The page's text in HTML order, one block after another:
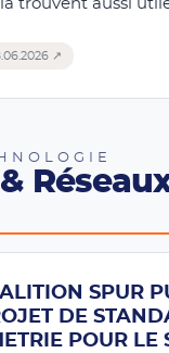
trouvent aussi utile
↗
&
SPUR
DE
POUR LE